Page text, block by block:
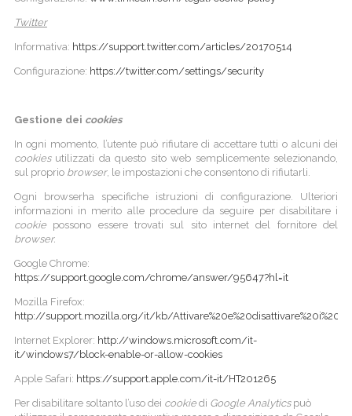
Twitter
Informativa: https://support.twitter.com/articles/20170514
Configurazione: https://twitter.com/settings/security
Gestione dei cookies
In ogni momento, l’utente può rifiutare di accettare tutti o alcuni dei
cookies utilizzati da questo sito web semplicemente selezionando,
sul proprio browser, le impostazioni che consentono di rifiutarli.
Ogni browserha specifiche istruzioni di configurazione. Ulteriori
informazioni in merito alle procedure da seguire per disabilitare i
cookie possono essere trovati sul sito internet del fornitore del
browser.
Google Chrome:
https://support.google.com/chrome/answer/95647?hl=it
Mozilla Firefox:
http://support.mozilla.org/it/kb/
Internet Explorer: http://windows.microsoft.com/it-
it/windows7/block-enable-or-allow-cookies
Apple Safari: https://support.apple.com/it-it/HT201265
Per disabilitare soltanto l’uso dei cookie di Google Analytics può